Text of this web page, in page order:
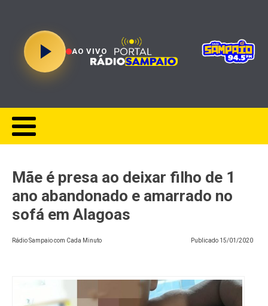
AO VIVO
Mãe é presa ao deixar filho de 1
ano abandonado e amarrado no
sofá em Alagoas
Rádio Sampaio com Cada Minuto Publicado 15/01/2020